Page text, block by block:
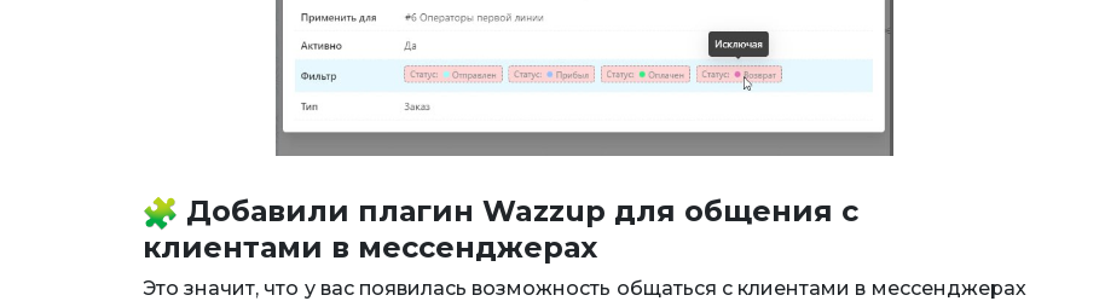
Добавили плагин Wazzup для общения с
клиентами в мессенджерах
Это значит, что у вас появилась возможность общаться с клиентами в мессенджерах